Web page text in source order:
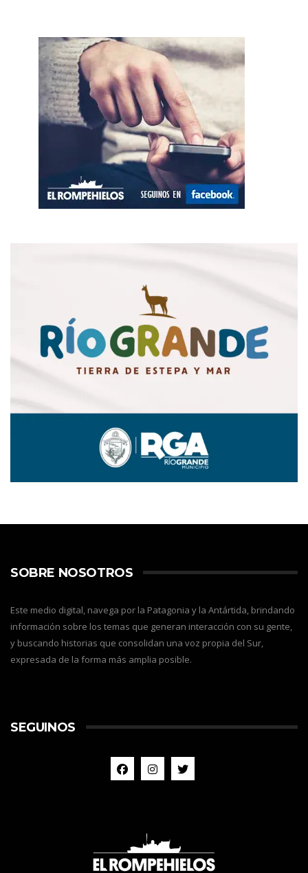
SOBRE NOSOTROS
Este medio digital, navega por la Patagonia y la Antártida, brindando
información sobre los temas que generan interacción con su gente,
y buscando historias que consolidan una voz propia del Sur,
expresada de la forma más amplia posible.
SEGUINOS